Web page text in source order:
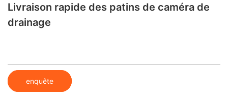
Livraison rapide des patins de caméra de
drainage
enquête